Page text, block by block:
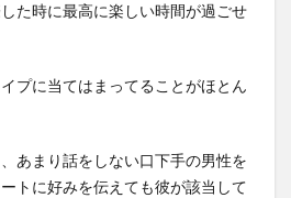
た時に最高に楽しい時間が過ごせ
プに当てはまってることがほとん
あまり話をしない口下手の男性を
トに好みを伝えても彼が該当して